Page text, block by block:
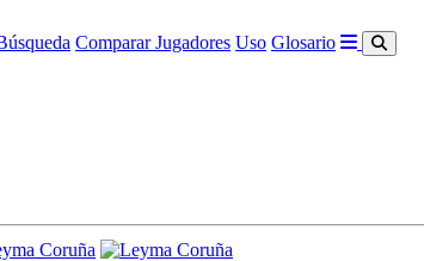
Comparar Jugadores Uso Glosario
Coruña